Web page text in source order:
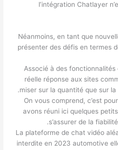
l’intégration Chatlayer
Néanmoins, en tant que
présenter des défis en termes
Associé à des
réelle réponse aux sites
miser sur la quantité que sur
On vous comprend, c’est
avons réuni ici quelques
s’assurer de la
La plateforme de chat vidéo
interdite en 2023 automotive